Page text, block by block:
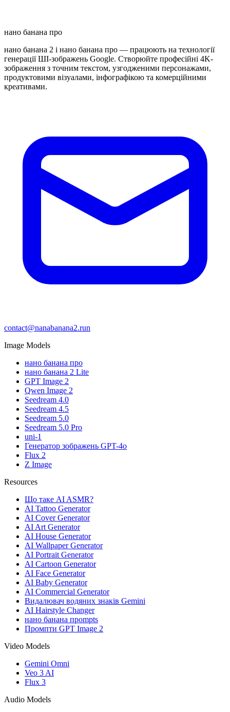
нано банана про
нано банана 2 і нано банана про — працюють на технології
генерації ШІ-зображень Google. Створюйте професійні 4K-
зображення з точним текстом, узгодженими персонажами,
продуктовими візуалами, інфографікою та комерційними
креативами.
contact@nanabanana2.run
Image Models
нано банана про
нано банана 2 Lite
GPT Image 2
Qwen Image 2
Seedream 4.0
Seedream 4.5
Seedream 5.0
Seedream 5.0 Pro
uni-1
Генератор зображень GPT-4o
Flux 2
Z Image
Resources
Що таке AI ASMR?
AI Tattoo Generator
AI Cover Generator
AI Art Generator
AI House Generator
AI Wallpaper Generator
AI Portrait Generator
AI Cartoon Generator
AI Face Generator
AI Baby Generator
AI Commercial Generator
Видалювач водяних знаків Gemini
AI Hairstyle Changer
нано банана проmpts
Промпти GPT Image 2
Video Models
Gemini Omni
Veo 3 AI
Flux 3
Audio Models